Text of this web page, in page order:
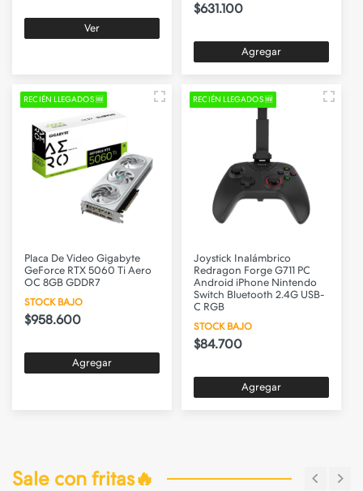
Ver
$631.100
Agregar
RECIÉN LLEGADOS 🆕
Placa De Video Gigabyte
GeForce RTX 5060 Ti Aero
OC 8GB GDDR7
STOCK BAJO
$958.600
Agregar
RECIÉN LLEGADOS 🆕
Joystick Inalámbrico
Redragon Forge G711 PC
Android iPhone Nintendo
Switch Bluetooth 2.4G USB-
C RGB
STOCK BAJO
$84.700
Agregar
Sale con fritas🔥